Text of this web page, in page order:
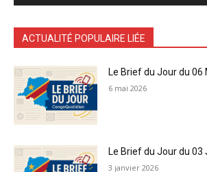
ACTUALITÉ POPULAIRE LIÉE
Le Brief du Jour du 06
6 mai 2026
Le Brief du Jour du 03
3 janvier 2026